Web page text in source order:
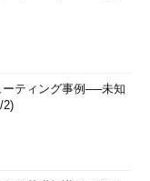
視します。また、
るのに対して、New
／プログラマーとい
ティング事例──未知
2)